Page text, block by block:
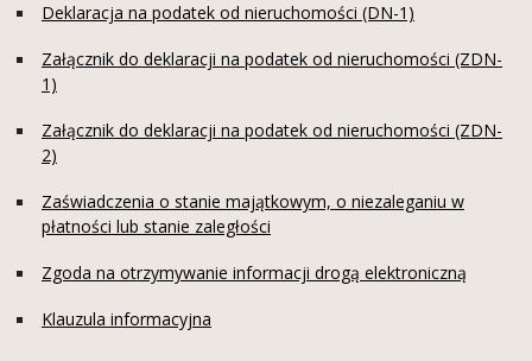
Deklaracja na podatek od nieruchomości (DN-1)
Załącznik do deklaracji na podatek od nieruchomości (ZDN-
1)
Załącznik do deklaracji na podatek od nieruchomości (ZDN-
2)
Zaświadczenia o stanie majątkowym, o niezaleganiu w
płatności lub stanie zaległości
Zgoda na otrzymywanie informacji drogą elektroniczną
Klauzula informacyjna